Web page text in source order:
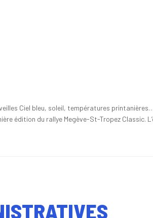
Ciel bleu, soleil, températures
édition du rallye Megève-St-Tropez Classic.